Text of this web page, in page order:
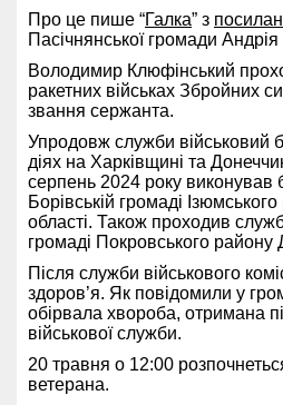
Про це пише “Галка” з
Пасічнянської громади Андрія
Володимир Клюфінський
ракетних військах Збройних
звання сержанта.
Упродовж служби військовий
діях на Харківщині та
серпень 2024 року виконував
Борівській громаді
області. Також проходив
громаді Покровського району
Після служби військового
здоров’я. Як повідомили у
обірвала хвороба, отримана
військової служби.
20 травня о 12:00
ветерана.